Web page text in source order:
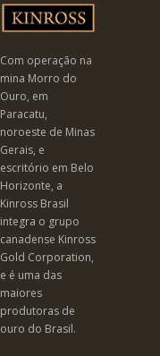
Com operação na
mina Morro do
Ouro, em
Paracatu,
noroeste de Minas
Gerais, e
escritório em Belo
Horizonte, a
Kinross Brasil
integra o grupo
canadense Kinross
Gold Corporation,
e é uma das
maiores
produtoras de
ouro do Brasil.